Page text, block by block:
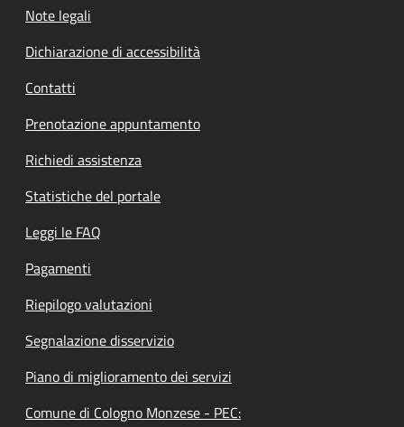
Note legali
Dichiarazione di accessibilità
Contatti
Prenotazione appuntamento
Richiedi assistenza
Statistiche del portale
Leggi le FAQ
Pagamenti
Riepilogo valutazioni
Segnalazione disservizio
Piano di miglioramento dei servizi
Comune di Cologno Monzese - PEC: